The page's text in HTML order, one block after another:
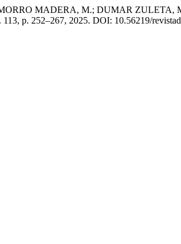
MADERA, M.; DUMAR ZULETA, M.
113, p. 252–267, 2025. DOI: 10.56219/